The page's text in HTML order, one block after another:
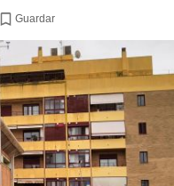
Guardar